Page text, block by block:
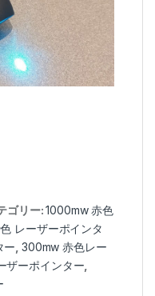
ゴリー:1000mw 赤色
レーザーポインタ
ー 300mw 赤色レー
ザーポインター